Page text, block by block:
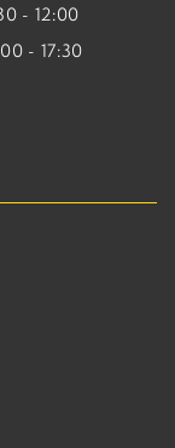
- 12:00
- 17:30